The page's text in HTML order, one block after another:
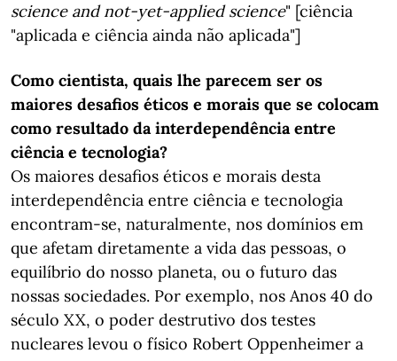
science and not-yet-applied science" [ciência
"aplicada e ciência ainda não aplicada"]
Como cientista, quais lhe parecem ser os
maiores desafios éticos e morais que se colocam
como resultado da interdependência entre
ciência e tecnologia?
Os maiores desafios éticos e morais desta
interdependência entre ciência e tecnologia
encontram-se, naturalmente, nos domínios em
que afetam diretamente a vida das pessoas, o
equilíbrio do nosso planeta, ou o futuro das
nossas sociedades. Por exemplo, nos Anos 40 do
século XX, o poder destrutivo dos testes
nucleares levou o físico Robert Oppenheimer a